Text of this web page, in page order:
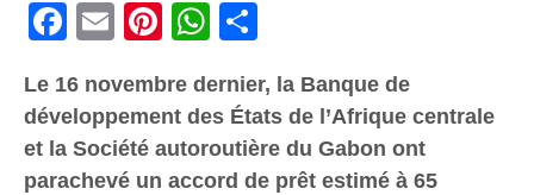
Facebook
Email PinterestWhatsApp
Le 16 novembre dernier, la Banque de
développement des États de l’Afrique centrale
et la Société autoroutière du Gabon ont
parachevé un accord de prêt estimé à 65